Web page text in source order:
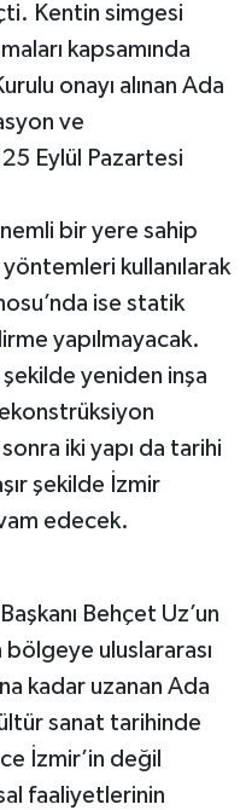
Kentin simgesi
kapsamında
onayı alınan Ada
ve
Eylül Pazartesi
bir yere sahip
kullanılarak
ise statik
yapılmayacak.
şekilde yeniden inşa
iki yapı da tarihi
şekilde İzmir
edecek.
Behçet Uz’un
bölgeye uluslararası
kadar uzanan Ada
sanat tarihinde
İzmir’in değil
faaliyetlerinin